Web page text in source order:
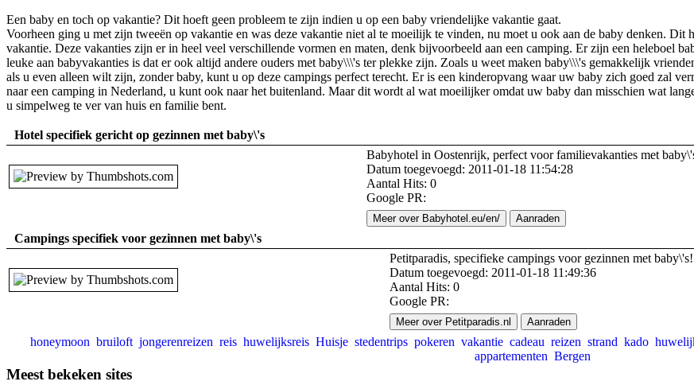
Een baby en toch op vakantie? Dit hoeft geen probleem te zijn indien u op een baby vriendelijke vakantie gaat.
Voorheen ging u met zijn tweeën op vakantie en was deze vakantie niet al te moeilijk te vinden, nu moet u ook aan de baby denken.
vakantie. Deze vakanties zijn er in heel veel verschillende vormen en maten, denk bijvoorbeeld aan een camping. Er zijn een heleboel
leuke aan babyvakanties is dat er ook altijd andere ouders met baby\\\'s ter plekke zijn. Zoals u weet maken baby\\\'s gemakkelijk
als u even alleen wilt zijn, zonder baby, kunt u op deze campings perfect terecht. Er is een kinderopvang waar uw baby zich goed zal
naar een camping in Nederland, u kunt ook naar het buitenland. Maar dit wordt al wat moeilijker omdat uw baby dan misschien wat
u simpelweg te ver van huis en familie bent.
Hotel specifiek gericht op gezinnen met baby\'s
Babyhotel in Oostenrijk, perfect voor familievakanties met
Datum toegevoegd: 2011-01-18 11:54:28
Aantal Hits: 0
Google PR:
Meer over Babyhotel.eu/en/ Aanraden
Campings specifiek voor gezinnen met baby\'s
Petitparadis, specifieke campings voor gezinnen met baby\'s!
Datum toegevoegd: 2011-01-18 11:49:36
Aantal Hits: 0
Google PR:
Meer over Petitparadis.nl Aanraden
honeymoon bruiloft jongerenreizen reis huwelijksreis Huisje stedentrips pokeren vakantie cadeau reizen strand kado
appartementen Bergen
Meest bekeken sites